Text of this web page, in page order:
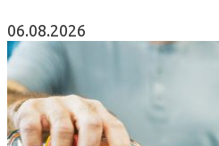
06.08.2026